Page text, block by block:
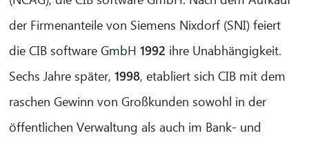
der Firmenanteile von Siemens Nixdorf (SNI) feiert
dieCIB software GmbH 1992 ihre Unabhängigkeit.
Sechs Jahre später,1998, etabliert sich CIB mit dem
raschen Gewinn von Großkunden sowohl in der
öffentlichen Verwaltung als auch im Bank- und